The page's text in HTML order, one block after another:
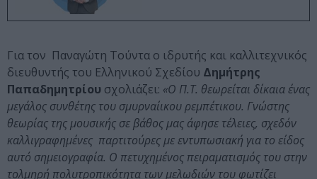
Για τον Παναγώτη Τούντα ο ιδρυτής και καλλιτεχνικός
διευθυντής του Ελληνικού Σχεδίου Δημήτρης
Παπαδημητρίου σχολιάζει: «O Π.T. θεωρείται δίκαια ένας
μεγάλος συνθέτης του σμυρναίικου ρεμπέτικου. Γνώστης
θεωρίας της μουσικής σε βάθος μας άφησε τέλειες, σχεδόν
καλλιγραφημένες παρτιτούρες με εντυπωσιακή για το είδος
αυτό σημειογραφία. Ο πετυχημένος πειραματισμός του στην
τολμηρή πολυτροπικότητα των μελωδιών του φωτίζει